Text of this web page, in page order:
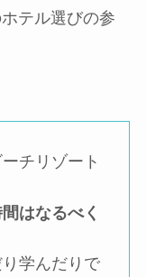
テル選びの参
チリゾート
はなるべく
学んだりで